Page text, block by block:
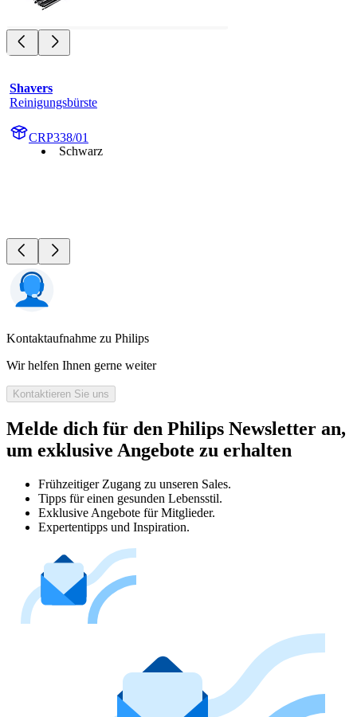
Shavers
Reinigungsbürste
CRP338/01
Schwarz
Kontaktaufnahme zu Philips
Wir helfen Ihnen gerne weiter
Kontaktieren Sie uns
Melde dich für den Philips Newsletter an,
um exklusive Angebote zu erhalten
Frühzeitiger Zugang zu unseren Sales.
Tipps für einen gesunden Lebensstil.
Exklusive Angebote für Mitglieder.
Expertentipps und Inspiration.